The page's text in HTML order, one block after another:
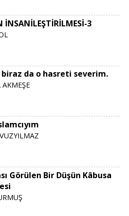
İNSANİLEŞTİRİLMESİ-3
da o hasreti severim.
Görülen Bir Düşün Kâbusa